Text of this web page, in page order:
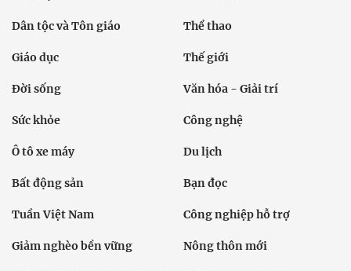
Dân tộc và Tôn giáo Thể thao
Giáo dục Thế giới
Đời sống Văn hóa - Giải trí
Sức khỏe Công nghệ
Ô tô xe máy Du lịch
Bất động sản Bạn đọc
Tuần Việt Nam Công nghiệp hỗ trợ
Giảm nghèo bền vững Nông thôn mới